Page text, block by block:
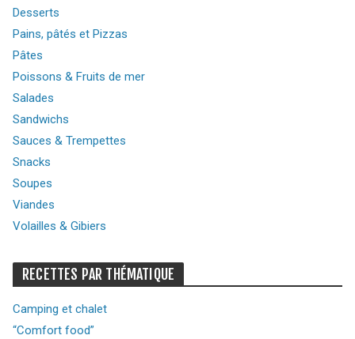
Desserts
Pains, pâtés et Pizzas
Pâtes
Poissons & Fruits de mer
Salades
Sandwichs
Sauces & Trempettes
Snacks
Soupes
Viandes
Volailles & Gibiers
RECETTES PAR THÉMATIQUE
Camping et chalet
“Comfort food”